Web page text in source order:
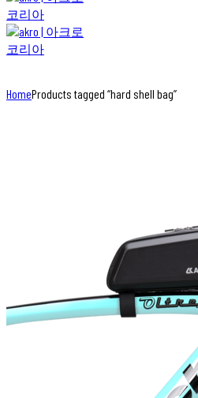
HomeProducts tagged “hard shell bag”